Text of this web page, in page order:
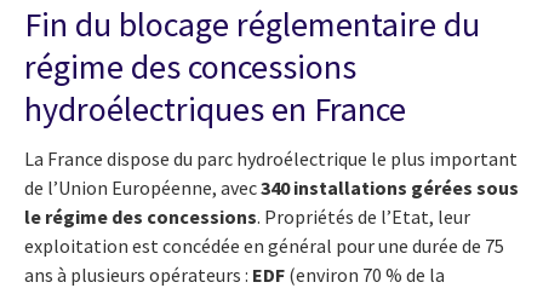
Fin du blocage réglementaire du
régime des concessions
hydroélectriques en France
La France dispose du parc hydroélectrique le plus important
de l’Union Européenne, avec340 installations gérées sous
le régime des concessions. Propriétés de l’Etat, leur
exploitation est concédée en général pour une durée de 75
ans à plusieurs opérateurs : EDF (environ 70 % de la